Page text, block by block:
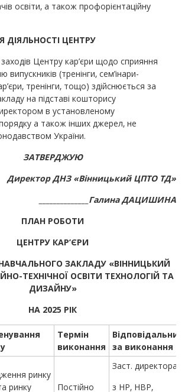
освіти, а також профорієнтаційну
ДІЯЛЬНОСТІ ЦЕНТРУ
Центру кар’єри щодо сприяння
(тренінги, сем’інари-
тренінги, тощо) здійснюється за
на підставі кошторису
в установленому
а також інших джерел, не
України.
ЗАТВЕРДЖУЮ
Директор ДНЗ «Вінницький ЦПТО ТД»
______________Галина ДАЦИШИНА
ПЛАН РОБОТИ
ЦЕНТРУ КАР’ЄРИ
ЗАКЛАДУ«ВІННИЦЬКИЙ
ТЕХНІЧНОЇ ОСВІТИ ТЕХНОЛОГІЙ ТА
ДИЗАЙНУ»
НА 2025 РІК
Термін
виконання
Відповідальний
за виконання
ринку
ринку
Постійно
Заст. директора
з НР, НВР,